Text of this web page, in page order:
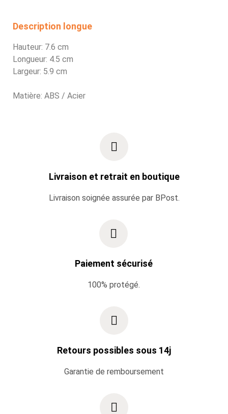
Description longue
Hauteur: 7.6 cm
Longueur: 4.5 cm
Largeur: 5.9 cm
Matière: ABS / Acier
Livraison et retrait en boutique
Livraison soignée assurée par BPost.
Paiement sécurisé
100% protégé.
Retours possibles sous 14j
Garantie de remboursement